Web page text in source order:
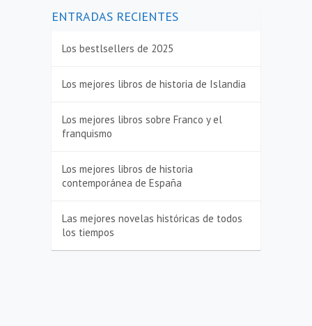
ENTRADAS RECIENTES
Los bestlsellers de 2025
Los mejores libros de historia de Islandia
Los mejores libros sobre Franco y el
franquismo
Los mejores libros de historia
contemporánea de España
Las mejores novelas históricas de todos
los tiempos